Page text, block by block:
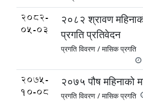
2082-
05-03
२०८२ श्रावण
प्रगति प्रतिवेदन
प्रगति विवरण / मासिक प्रगति
2075-
10-08
२०७५ पौष महिनाको
प्रगति विवरण / मासिक प्रगति